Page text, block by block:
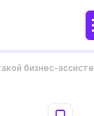
бизнес-